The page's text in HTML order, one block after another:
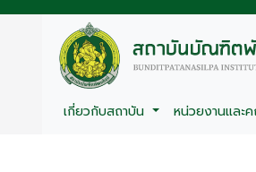
เกี่ยวกับสถาบัน หน่วยงานและ